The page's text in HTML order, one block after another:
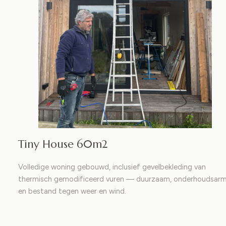
Tiny House 60m2
Volledige woning gebouwd, inclusief gevelbekleding van
thermisch gemodificeerd vuren — duurzaam, onderhoudsarm
en bestand tegen weer en wind.